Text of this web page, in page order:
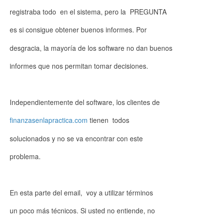
registraba todo en el sistema, pero la PREGUNTA
es si consigue obtener buenos informes. Por
desgracia, la mayoría de los software no dan buenos
informes que nos permitan tomar decisiones.
Independientemente del software, los clientes de
finanzasenlapractica.com tienen todos
solucionados y no se va encontrar con este
problema.
En esta parte del email, voy a utilizar términos
un poco más técnicos. Si usted no entiende, no